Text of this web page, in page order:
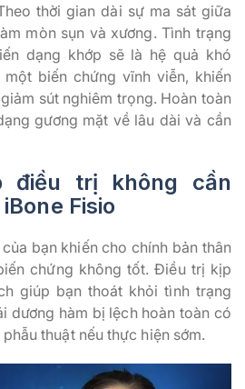
thời gian dài sự ma sát giữa
mòn sụn và xương. Tình trạng
dạng khớp sẽ là hệ quả khó
biến chứng vĩnh viễn, khiến
sút nghiêm trọng. Hoàn toàn
gương mặt về lâu dài và cần
điều trị không cần
Fisio
bạn khiến cho chính bản thân
chứng không tốt. Điều trị kịp
giúp bạn thoát khỏi tình trạng
dương hàm bị lệch hoàn toàn có
thuật nếu thực hiện sớm.